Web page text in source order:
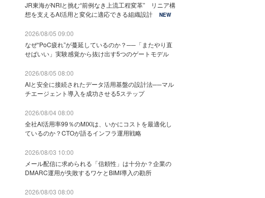
JR東海がNRIと挑む“前例なき上流工程変革” リニア構
想を支えるAI活用と変化に適応できる組織設計
NEW
2026/08/05 09:00
なぜ“PoC疲れ”が蔓延しているのか？──「またやり直
せばいい」実験感覚から抜け出す5つのゲートモデル
2026/08/05 08:00
AIと安全に接続されたデータ活用基盤の設計法──マル
チエージェント導入を成功させる5ステップ
2026/08/04 08:00
全社AI活用率99％のMIXIは、いかにコストを最適化し
ているのか？CTOが語るインフラ運用戦略
2026/08/03 10:00
メール配信に求められる「信頼性」は十分か？企業の
DMARC運用が失敗するワケとBIMI導入の勘所
2026/08/03 08:00